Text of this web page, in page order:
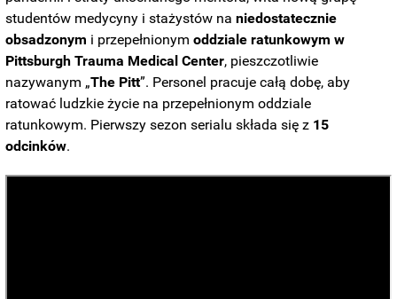
studentów medycyny i stażystów naniedostatecznie
obsadzonym i przepełnionymoddziale ratunkowym w
Pittsburgh Trauma Medical Center, pieszczotliwie
nazywanym „The Pitt”. Personel pracuje całą dobę, aby
ratować ludzkie życie na przepełnionym oddziale
ratunkowym. Pierwszy sezon serialu składa się z 15
odcinków.